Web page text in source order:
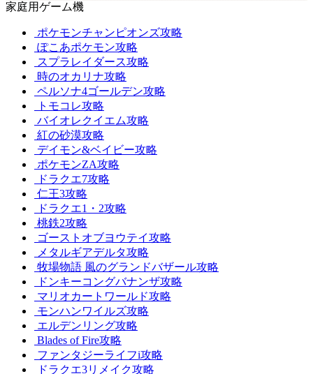
家庭用ゲーム機
ポケモンチャンピオンズ攻略
ぽこあポケモン攻略
スプラレイダース攻略
時のオカリナ攻略
ペルソナ4ゴールデン攻略
トモコレ攻略
バイオレクイエム攻略
紅の砂漠攻略
デイモン&ベイビー攻略
ポケモンZA攻略
ドラクエ7攻略
仁王3攻略
ドラクエ1・2攻略
桃鉄2攻略
ゴーストオブヨウテイ攻略
メタルギアデルタ攻略
牧場物語 風のグランドバザール攻略
ドンキーコングバナンザ攻略
マリオカートワールド攻略
モンハンワイルズ攻略
エルデンリング攻略
Blades of Fire攻略
ファンタジーライフi攻略
ドラクエ3リメイク攻略